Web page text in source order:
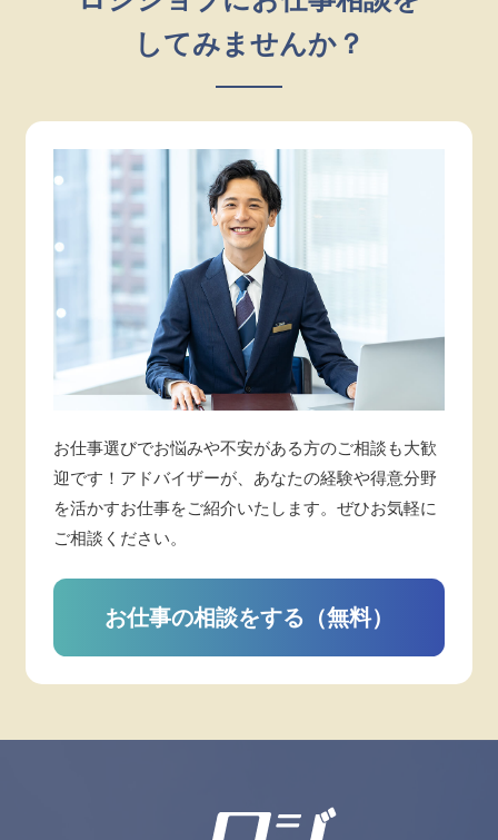
してみませんか？
お仕事選びでお悩みや不安がある方のご相談も大歓
迎です！アドバイザーが、あなたの経験や得意分野
を活かすお仕事をご紹介いたします。ぜひお気軽に
ご相談ください。
お仕事の相談をする（無料）